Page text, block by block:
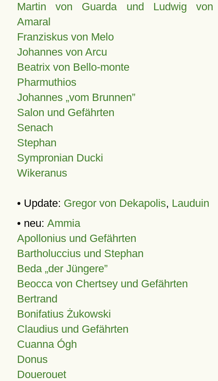
Martin von Guarda und Ludwig von
Amaral
Franziskus von Melo
Johannes von Arcu
Beatrix von Bello-monte
Pharmuthios
Johannes vom Brunnen
Salon und Gefährten
Senach
Stephan
Sympronian Ducki
Wikeranus
• Update: Gregor von Dekapolis, Lauduin
• neu: Ammia
Apollonius und Gefährten
Bartholuccius und Stephan
Beda „der Jüngere”
Beocca von Chertsey und Gefährten
Bertrand
Bonifatius Żukowski
Claudius und Gefährten
Cuanna Ógh
Donus
Douerouet